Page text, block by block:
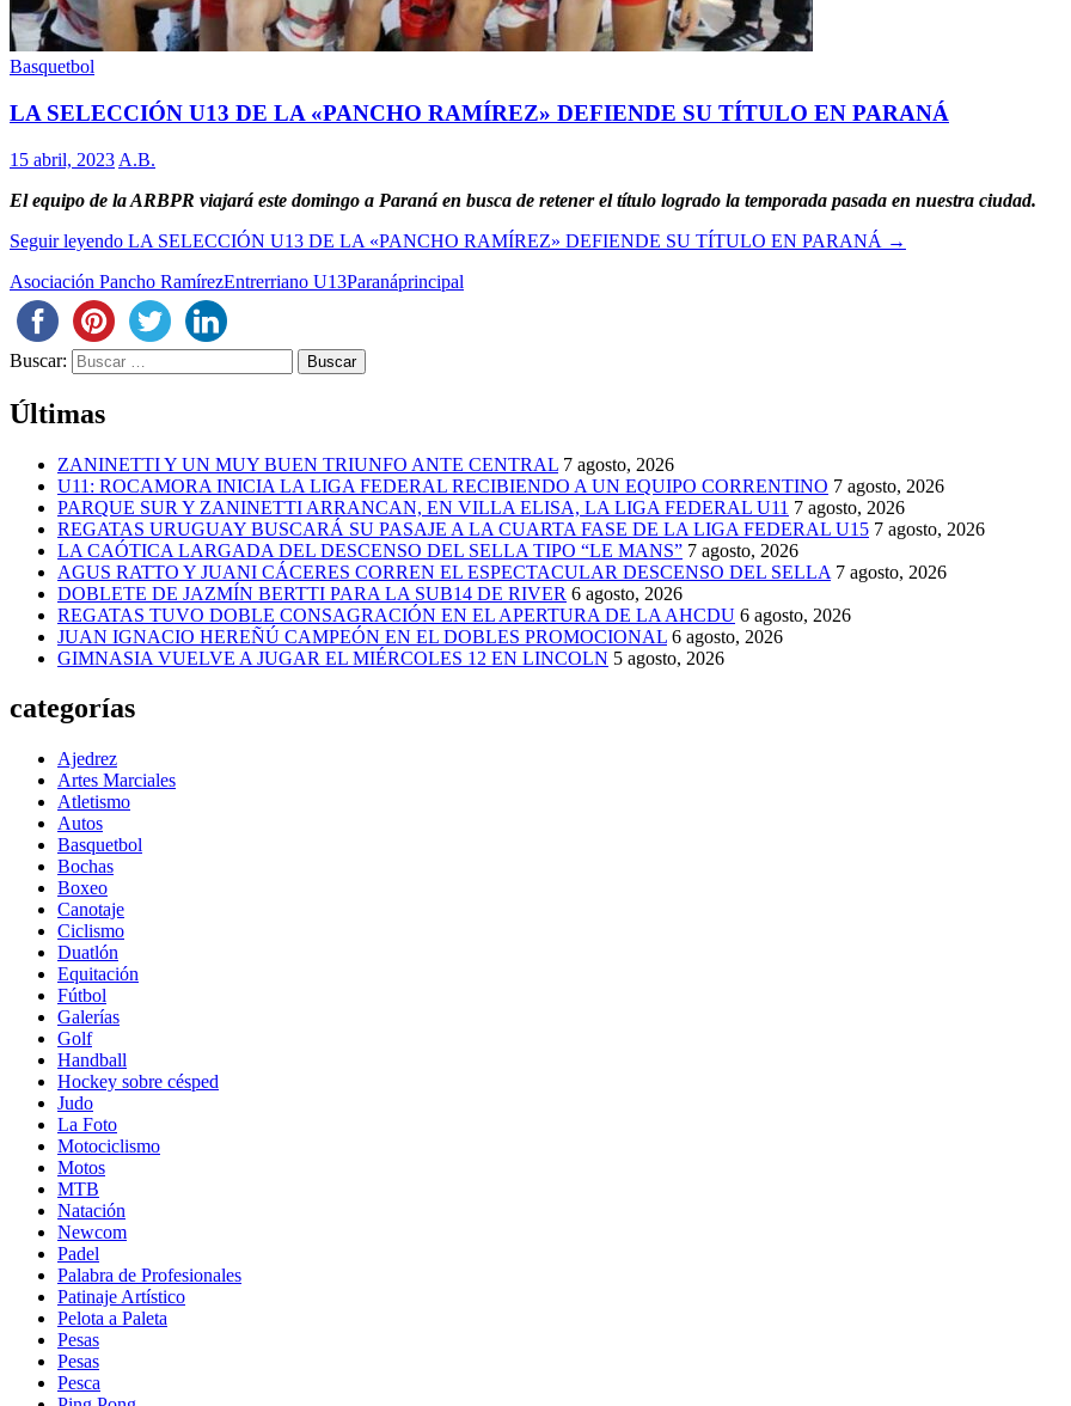
Basquetbol
LA SELECCIÓN U13 DE LA «PANCHO RAMÍREZ» DEFIENDE SU TÍTULO EN PARANÁ
15 abril, 2023 A.B.
El equipo de la ARBPR viajará este domingo a Paraná en busca de retener el título logrado la temporada pasada en nuestra ciudad.
Seguir leyendo LA SELECCIÓN U13 DE LA «PANCHO RAMÍREZ» DEFIENDE SU TÍTULO EN PARANÁ →
Asociación Pancho RamírezEntrerriano U13Paranáprincipal
Buscar:
Últimas
ZANINETTI Y UN MUY BUEN TRIUNFO ANTE CENTRAL 7 agosto, 2026
U11: ROCAMORA INICIA LA LIGA FEDERAL RECIBIENDO A UN EQUIPO CORRENTINO 7 agosto, 2026
PARQUE SUR Y ZANINETTI ARRANCAN, EN VILLA ELISA, LA LIGA FEDERAL U11 7 agosto, 2026
REGATAS URUGUAY BUSCARÁ SU PASAJE A LA CUARTA FASE DE LA LIGA FEDERAL U15 7 agosto, 2026
LA CAÓTICA LARGADA DEL DESCENSO DEL SELLA TIPO “LE MANS” 7 agosto, 2026
AGUS RATTO Y JUANI CÁCERES CORREN EL ESPECTACULAR DESCENSO DEL SELLA 7 agosto, 2026
DOBLETE DE JAZMÍN BERTTI PARA LA SUB14 DE RIVER 6 agosto, 2026
REGATAS TUVO DOBLE CONSAGRACIÓN EN EL APERTURA DE LA AHCDU 6 agosto, 2026
JUAN IGNACIO HEREÑÚ CAMPEÓN EN EL DOBLES PROMOCIONAL 6 agosto, 2026
GIMNASIA VUELVE A JUGAR EL MIÉRCOLES 12 EN LINCOLN 5 agosto, 2026
categorías
Ajedrez
Artes Marciales
Atletismo
Autos
Basquetbol
Bochas
Boxeo
Canotaje
Ciclismo
Duatlón
Equitación
Fútbol
Galerías
Golf
Handball
Hockey sobre césped
Judo
La Foto
Motociclismo
Motos
MTB
Natación
Newcom
Padel
Palabra de Profesionales
Patinaje Artístico
Pelota a Paleta
Pesas
Pesas
Pesca